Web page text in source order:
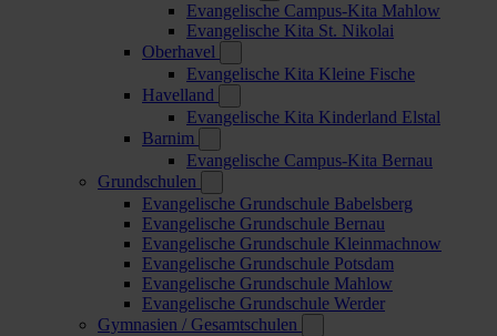
Evangelische Campus-Kita Mahlow
Evangelische Kita St. Nikolai
Oberhavel
Evangelische Kita Kleine Fische
Havelland
Evangelische Kita Kinderland Elstal
Barnim
Evangelische Campus-Kita Bernau
Grundschulen
Evangelische Grundschule Babelsberg
Evangelische Grundschule Bernau
Evangelische Grundschule Kleinmachnow
Evangelische Grundschule Potsdam
Evangelische Grundschule Mahlow
Evangelische Grundschule Werder
Gymnasien / Gesamtschulen